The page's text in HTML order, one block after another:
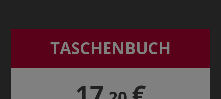
TASCHENBUCH